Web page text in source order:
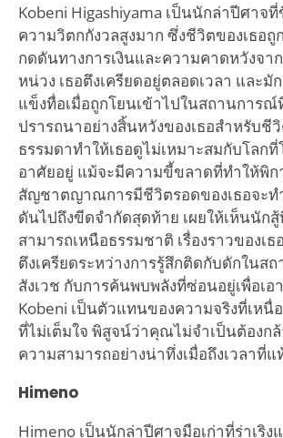
Kobeni Higashiyama เป็นนักล่าปีศาจ
ความวิตกกังวลสูงมาก ซึ่งชีวิตของเธอ
กดดันทางการเงินและความคาดหวังจา
หน่วง เธอตึงเครียดอยู่ตลอดเวลา และ
แข็งทื่อเมื่อถูกโยนเข้าไปในสถานการ
ปรารถนาอย่างสิ้นหวังของเธอสำหรับชี
ธรรมดาทำให้เธอดูไม่เหมาะสมกับโลกที่
อาศัยอยู่ แม้จะมีความขี้ขลาดที่ทำให้พิก
สัญชาตญาณการมีชีวิตรอดของเธอจะท
ดันไปถึงขีดจำกัดสุดท้าย เผยให้เห็นนัก
สามารถเหนือธรรมชาติ เรื่องราวของเ
ตึงเครียดระหว่างการรู้สึกติดกับดักในส
สังเวช กับการค้นพบพลังที่ซ่อนอยู่เพื่อเอ
Kobeni เป็นตัวแทนของความจริงที่เหนื่
ที่ไม่เต็มใจ พิสูจน์ว่าคุณไม่จำเป็นต้องก
ความสามารถอย่างน่าทึ่งเมื่อถึงเวลาที่แ
Himeno
Himeno เป็นนักล่าปีศาจมือเก่าที่ร่าเริง